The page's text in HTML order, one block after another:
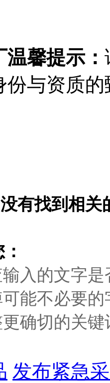
馨提示：
份与资质
有找到相关
输入的文字是
可能不必要
更确切的关
发布紧急